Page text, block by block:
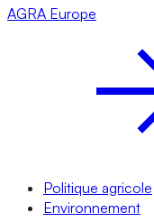
AGRA Europe
Politique agricole
Environnement